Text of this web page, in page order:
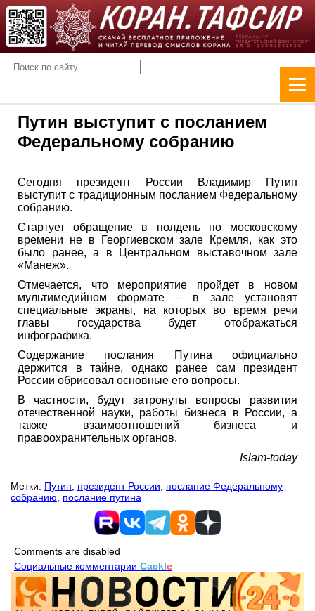
Путин выступит с посланием
Федеральному собранию
Сегодня президент России Владимир Путин
выступит с традиционным посланием Федеральному
собранию.
Стартует обращение в полдень по московскому
времени не в Георгиевском зале Кремля, как это
было ранее, а в Центральном выставочном зале
«Манеж».
Отмечается, что мероприятие пройдет в новом
мультимедийном формате – в зале установят
специальные экраны, на которых во время речи
главы государства будет отображаться
инфографика.
Содержание послания Путина официально
держится в тайне, однако ранее сам президент
России обрисовал основные его вопросы.
В частности, будут затронуты вопросы развития
отечественной науки, работы бизнеса в России, а
также взаимоотношений бизнеса и
правоохранительных органов.
Islam-today
Метки: Путин президент России
послание Федеральному
собранию
послание путина
Comments are disabled
Социальные комментарии Cackle